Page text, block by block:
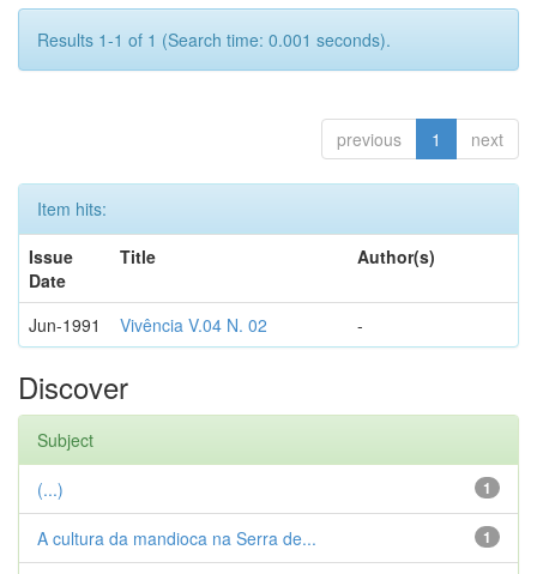
Results 1-1 of 1 (Search time: 0.001 seconds).
previous 1 next
Item hits:
Issue
Date
Title Author(s)
Jun-1991 Vivência V.04 N. 02 -
Discover
Subject
1
(...)
1
A cultura da mandioca na Serra de...